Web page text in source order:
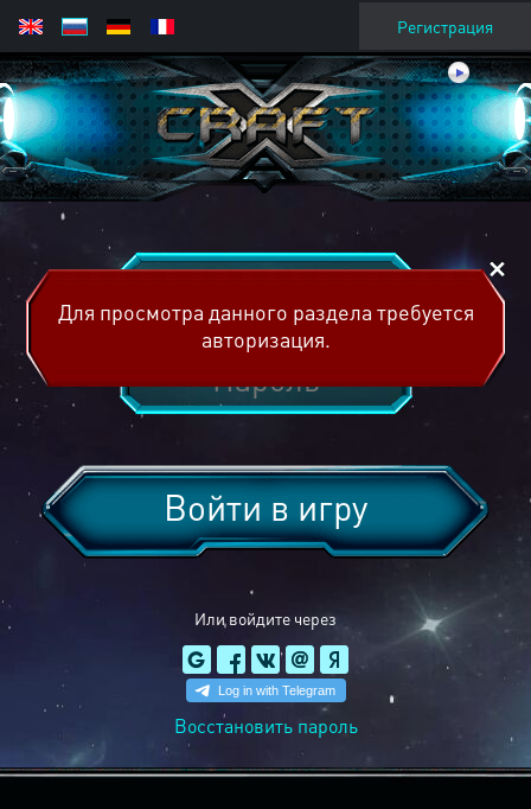
Регистрация
Или войдите через
Войти в игру
Восстановить пароль
Для просмотра данного раздела требуется
авторизация.